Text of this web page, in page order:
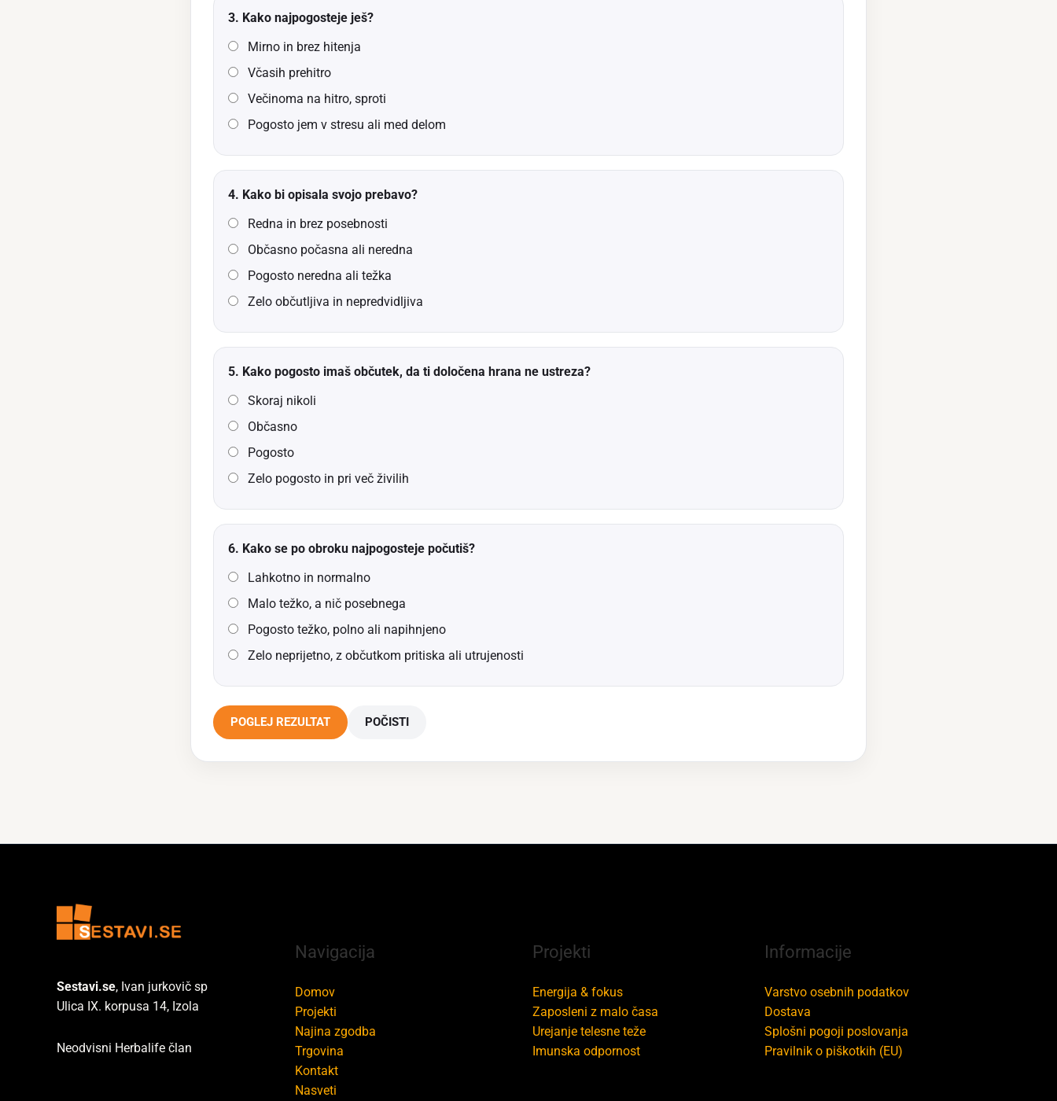
3. Kako najpogosteje ješ?
Mirno in brez hitenja
Včasih prehitro
Večinoma na hitro, sproti
Pogosto jem v stresu ali med delom
4. Kako bi opisala svojo prebavo?
Redna in brez posebnosti
Občasno počasna ali neredna
Pogosto neredna ali težka
Zelo občutljiva in nepredvidljiva
5. Kako pogosto imaš občutek, da ti določena hrana ne ustreza?
Skoraj nikoli
Občasno
Pogosto
Zelo pogosto in pri več živilih
6. Kako se po obroku najpogosteje počutiš?
Lahkotno in normalno
Malo težko, a nič posebnega
Pogosto težko, polno ali napihnjeno
Zelo neprijetno, z občutkom pritiska ali utrujenosti
POGLEJ REZULTAT POČISTI
Sestavi.se, Ivan jurkovič sp
Ulica IX. korpusa 14, Izola
Neodvisni Herbalife član
Navigacija
Domov
Projekti
Najina zgodba
Trgovina
Kontakt
Nasveti
Projekti
Energija & fokus
Zaposleni z malo časa
Urejanje telesne teže
Imunska odpornost
Informacije
Varstvo osebnih podatkov
Dostava
Splošni pogoji poslovanja
Pravilnik o piškotkih (EU)